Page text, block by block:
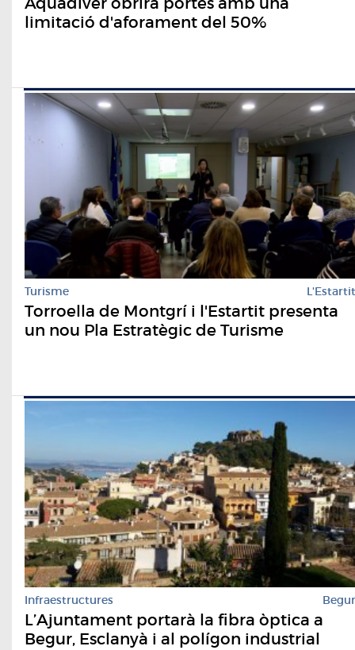
limitació d'aforament del 50%
Turisme L'Estartit
Torroella de Montgrí i l'Estartit presenta
un nou Pla Estratègic de Turisme
Infraestructures Begur
L’Ajuntament portarà la fibra òptica a
Begur, Esclanyà i al polígon industrial